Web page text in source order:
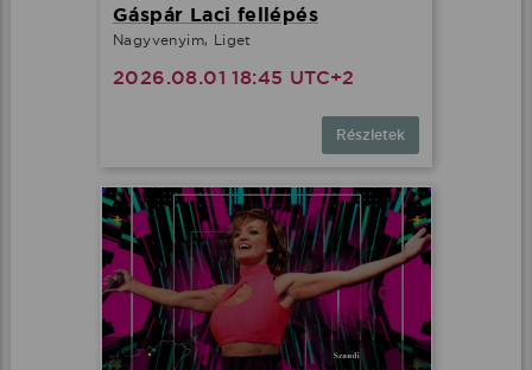
Gáspár Laci fellépés
Nagyvenyim, Liget
2026.08.01 18:45 UTC+2
Részletek